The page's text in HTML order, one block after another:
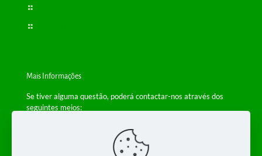
Mais Informações
Se tiver alguma questão, poderá contactar-nos através dos
seguintes meios:
Telefone: +(351) 229 554 650
(Chamada para a rede fixa nacional)
info@bioplantas.com